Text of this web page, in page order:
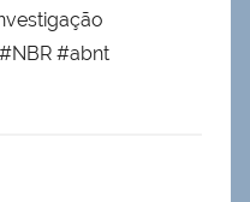
#abnt